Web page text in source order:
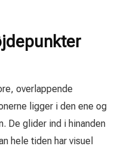
overlappende
ligger i den ene og
De glider ind i hinanden
hele tiden har visuel